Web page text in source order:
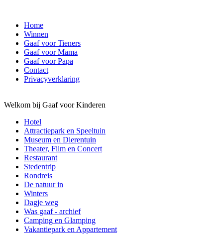
Home
Winnen
Gaaf voor Tieners
Gaaf voor Mama
Gaaf voor Papa
Contact
Privacyverklaring
Welkom bij Gaaf voor Kinderen
Hotel
Attractiepark en Speeltuin
Museum en Dierentuin
Theater, Film en Concert
Restaurant
Stedentrip
Rondreis
De natuur in
Winters
Dagje weg
Was gaaf - archief
Camping en Glamping
Vakantiepark en Appartement